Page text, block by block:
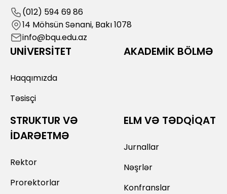
(012) 594 69 86
14 Möhsün Sənani, Bakı 1078
info@bqu.edu.az
UNİVERSİTET
Haqqımızda
Təsisçi
AKADEMİK BÖLMƏ
STRUKTUR VƏ
İDARƏETMƏ
Rektor
Prorektorlar
ELM VƏ TƏDQİQAT
Jurnallar
Nəşrlər
Konfranslar